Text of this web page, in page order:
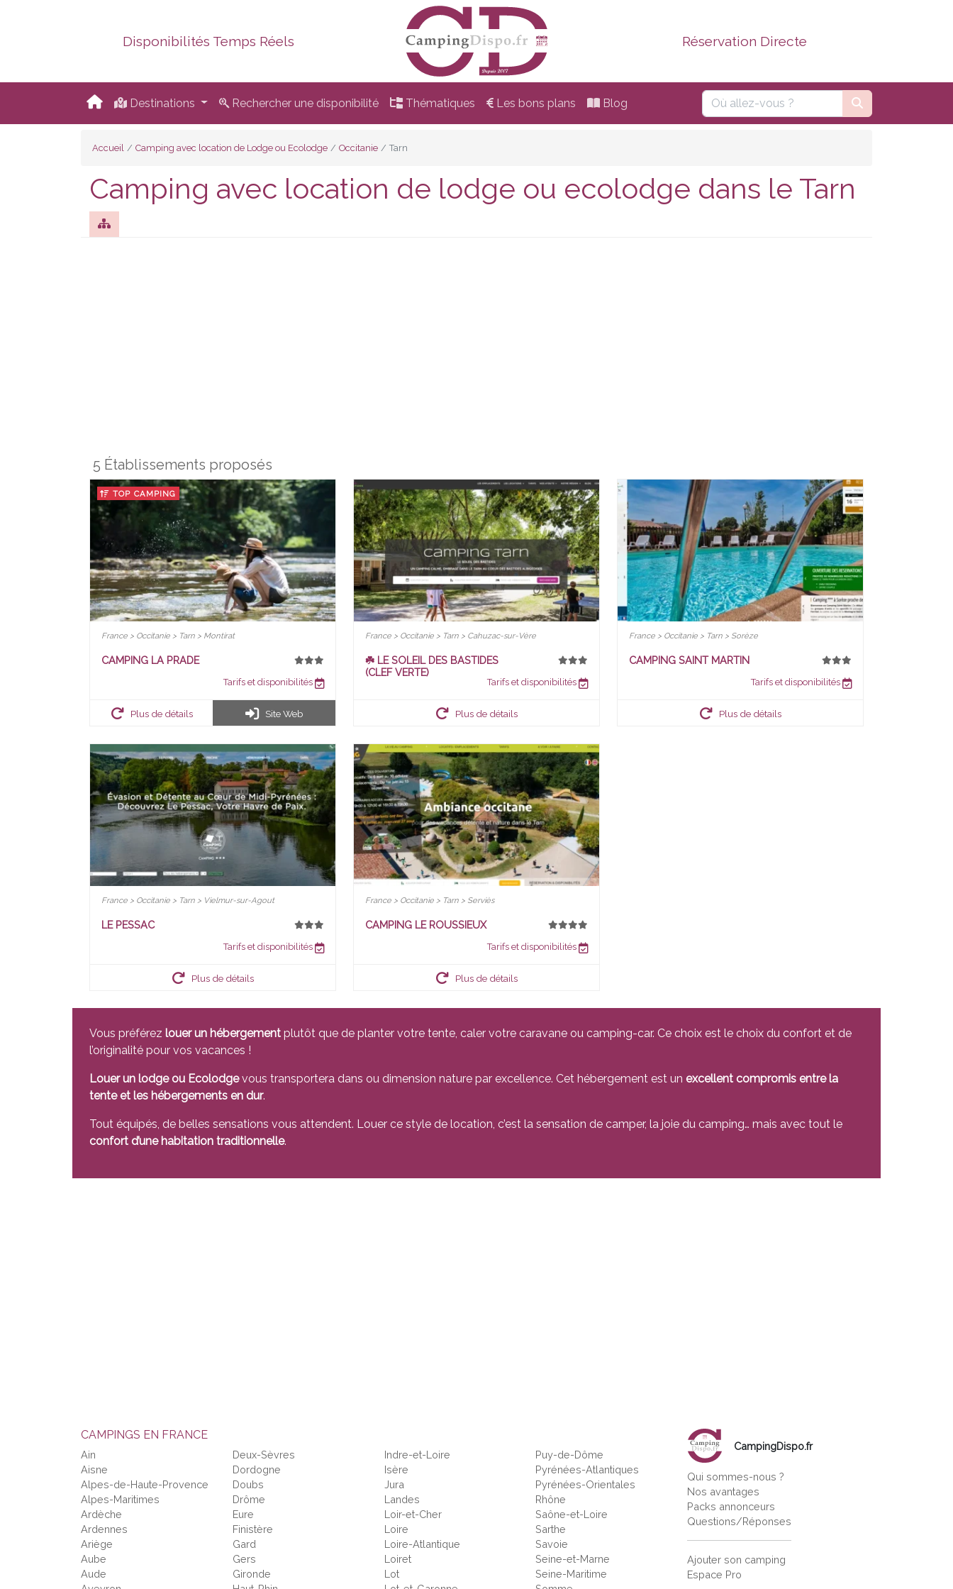
Disponibilités Temps Réels Réservation Directe
Destinations Rechercher une disponibilité Thématiques Les bons plans Blog
Accueil Camping avec location de Lodge ou Ecolodge Occitanie Tarn
Camping avec location de lodge ou ecolodge dans le Tarn
5 Établissements proposés
TOP CAMPING
France > Occitanie > Tarn > Montirat
CAMPING LA PRADE
Tarifs et disponibilités
Plus de détails Site Web
France > Occitanie > Tarn > Cahuzac-sur-Vère
☘️ LE SOLEIL DES BASTIDES
(CLEF VERTE)
Tarifs et disponibilités
Plus de détails
France > Occitanie > Tarn > Sorèze
CAMPING SAINT MARTIN
Tarifs et disponibilités
Plus de détails
France > Occitanie > Tarn > Vielmur-sur-Agout
LE PESSAC
Tarifs et disponibilités
Plus de détails
France > Occitanie > Tarn > Serviès
CAMPING LE ROUSSIEUX
Tarifs et disponibilités
Plus de détails
Vous préférez louer un hébergement plutôt que de planter votre tente, caler votre caravane ou camping-car. Ce choix est le choix du confort et de
l’originalité pour vos vacances !
Louer un lodge ou Ecolodgevous transportera dans ou dimension nature par excellence. Cet hébergement est un excellent compromis entre la
tente et les hébergements en dur.
Tout équipés, de belles sensations vous attendent. Louer ce style de location, c’est la sensation de camper, la joie du camping… mais avec tout le
confort d’une habitation traditionnelle.
CAMPINGS EN FRANCE
Ain
Aisne
Alpes-de-Haute-Provence
Alpes-Maritimes
Ardèche
Ardennes
Ariège
Aube
Aude
Deux-Sèvres
Dordogne
Doubs
Drôme
Eure
Finistère
Gard
Gers
Gironde
Indre-et-Loire
Isère
Jura
Landes
Loir-et-Cher
Loire
Loire-Atlantique
Loiret
Lot
Puy-de-Dôme
Pyrénées-Atlantiques
Pyrénées-Orientales
Rhône
Saône-et-Loire
Sarthe
Savoie
Seine-et-Marne
Seine-Maritime
CampingDispo.fr
Qui sommes-nous ?
Nos avantages
Packs annonceurs
Questions/Réponses
Ajouter son camping
Espace Pro